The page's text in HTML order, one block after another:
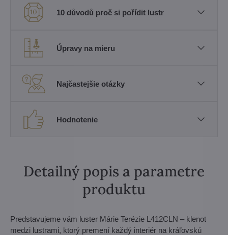
10 důvodů proč si pořídit lustr
Úpravy na mieru
Najčastejšie otázky
Hodnotenie
Detailný popis a parametre
produktu
Predstavujeme vám luster Márie Terézie L412CLN – klenot
medzi lustrami, ktorý premení každý interiér na kráľovskú